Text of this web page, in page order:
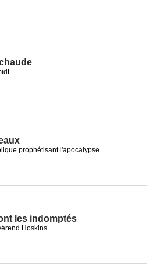
prophétisant l'apocalypse
les indomptés
Hoskins